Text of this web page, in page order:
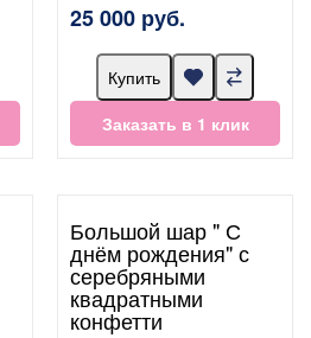
25 000 руб.
Купить
Заказать в 1 клик
Большой шар " С
днём рождения" с
серебряными
квадратными
конфетти